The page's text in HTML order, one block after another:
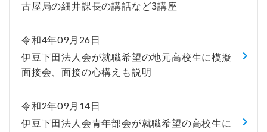
古屋局の細井課長の講話など3講座
令和4年09月26日
伊豆下田法人会が就職希望の地元高校生に模擬
面接会、面接の心構えも説明
令和2年09月14日
伊豆下田法人会青年部会が就職希望の高校生に